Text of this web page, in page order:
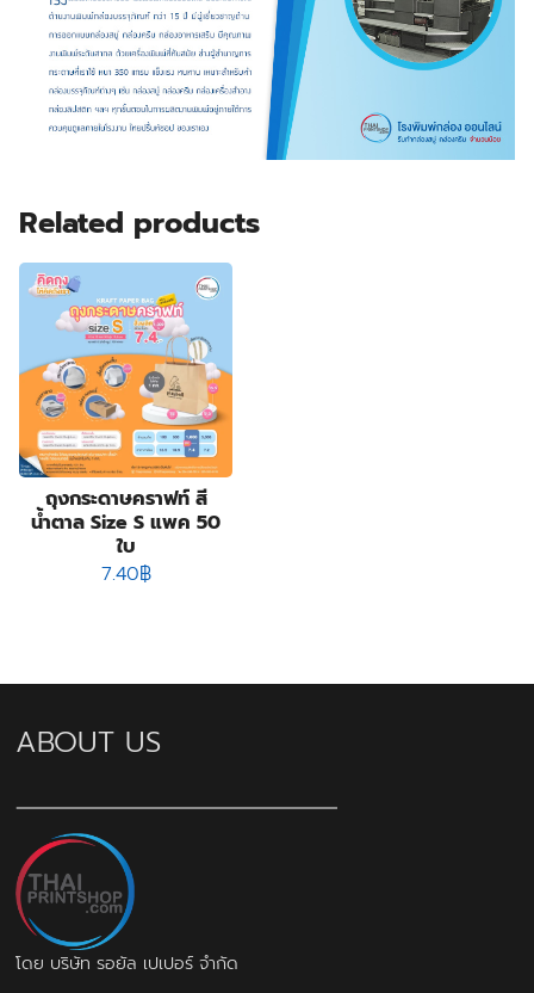
Related products
ถุงกระดาษคราฟท์ สี
น้ำตาล Size S แพค 50
ใบ
7.40฿
ABOUT US
โดย บริษัท รอยัล เปเปอร์ จำกัด